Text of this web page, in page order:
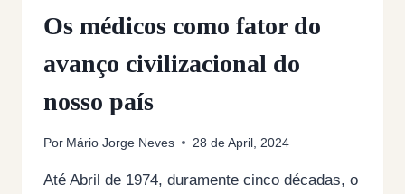
Os médicos como fator do
avanço civilizacional do
nosso país
Por Mário Jorge Neves 28 de April, 2024
Até Abril de 1974, duramente cinco décadas, o